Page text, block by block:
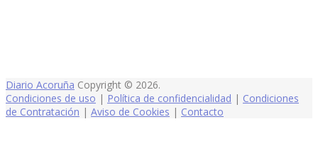
Diario Acoruña Copyright © 2026.
Condiciones de uso | Política de confidencialidad | Condiciones
de Contratación | Aviso de Cookies | Contacto